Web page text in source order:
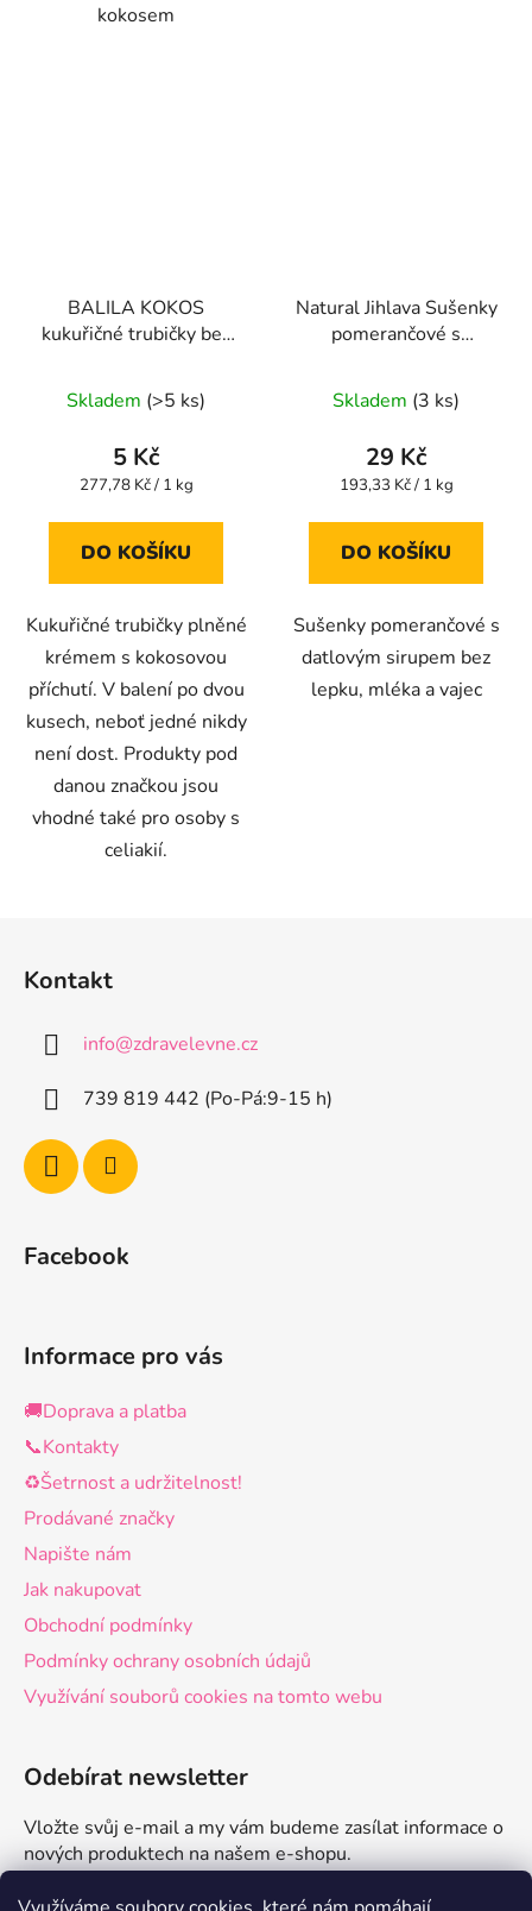
kokosem
BALILA KOKOS
kukuřičné trubičky bez
hodnocení
produktu
je
z
Skladem (>5 ks)
5 Kč
Měrná
277,78 Kč / 1 kg
DO KOŠÍKU
Kukuřičné trubičky plněné
krémem s kokosovou
příchutí. V balení po dvou
kusech, neboť jedné nikdy
není dost. Produkty pod
danou značkou jsou
vhodné také pro osoby s
celiakií.
Natural Jihlava Sušenky
pomerančové s
lepku, mléka a vajec
150ghodnocení
produktu
je
z
Skladem (3 ks)
29 Kč
Měrná
193,33 Kč / 1 kg
DO KOŠÍKU
Sušenky pomerančové s
datlovým sirupem bez
lepku, mléka a vajec
Kontakt
info@zdravelevne.cz
739 819 442 (Po-Pá:9-15 h)
Facebook
Informace pro vás
🚚Doprava a platba
📞Kontakty
♻️Šetrnost a udržitelnost!
Prodávané značky
Napište nám
Jak nakupovat
Obchodní podmínky
Podmínky ochrany osobních údajů
Využívání souborů cookies na tomto webu
Odebírat newsletter
Vložte svůj e-mail a my vám budeme zasílat informace o
nových produktech na našem e-shopu.
E-mail